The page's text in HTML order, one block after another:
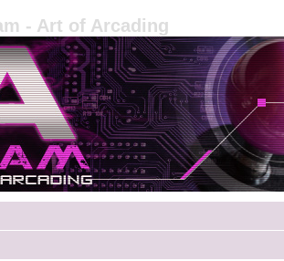
- Art of Arcading